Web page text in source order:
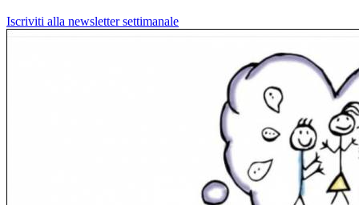
Iscriviti alla newsletter settimanale